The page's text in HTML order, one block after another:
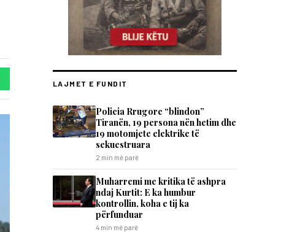
LAJMET E FUNDIT
Policia Rrugore “blindon”
Tiranën, 19 persona nën hetim dhe
19 motomjete elektrike të
sekuestruara
2 min më parë
Muharremi me kritika të ashpra
ndaj Kurtit: E ka humbur
kontrollin, koha e tij ka
përfunduar
4 min më parë